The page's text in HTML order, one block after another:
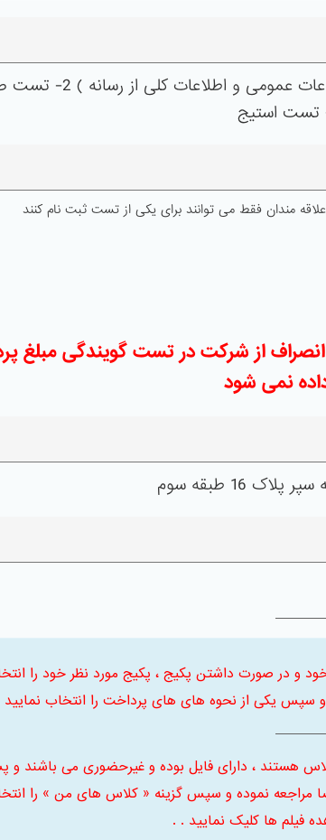
تست و تعیین سطح شامل : 1- مصاحبه حضوری ( اطلاعات
مندان فقط می توانند برای یکی از تست ثبت نام کنند
از شرکت در تست گویندگی مبلغ
نمی شود
16 طبقه سوم
نظر خود و در صورت داشتن پکیج ، پکیج مورد نظر خود را
سپس یکی از نحوه های های پرداخت را انتخاب نمایید
هستند ، دارای فایل بوده و غیرحضوری می باشند
نموده و سپس گزینه « کلاس های من » را
فیلم ها کلیک نمایید . .